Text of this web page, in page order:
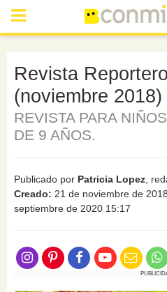
Revista
(noviembre 2018)
REVISTA PARA
DE 9 AÑOS.
Publicado por Patricia Lopez ,
Creado: 21 de noviembre de
septiembre de 2020 15:17